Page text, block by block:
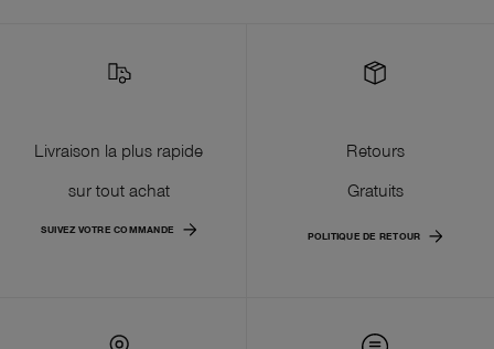
Livraison la plus rapide
sur tout achat
SUIVEZ VOTRE COMMANDE
Retours
Gratuits
POLITIQUE DE RETOUR